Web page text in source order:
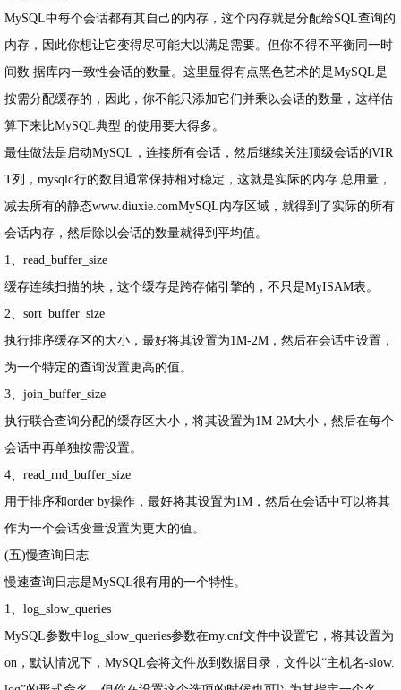
MySQL中每个会话都有其自己的内存，这个内存就是分配给SQL查询的
内存，因此你想让它变得尽可能大以满足需要。但你不得不平衡同一时
间数 据库内一致性会话的数量。这里显得有点黑色艺术的是MySQL是
按需分配缓存的，因此，你不能只添加它们并乘以会话的数量，这样估
算下来比MySQL典型 的使用要大得多。
最佳做法是启动MySQL，连接所有会话，然后继续关注顶级会话的VIR
T列，mysqld行的数目通常保持相对稳定，这就是实际的内存 总用量，
减去所有的静态www.diuxie.comMySQL内存区域，就得到了实际的所有
会话内存，然后除以会话的数量就得到平均值。
1、read_buffer_size
缓存连续扫描的块，这个缓存是跨存储引擎的，不只是MyISAM表。
2、sort_buffer_size
执行排序缓存区的大小，最好将其设置为1M-2M，然后在会话中设置，
为一个特定的查询设置更高的值。
3、join_buffer_size
执行联合查询分配的缓存区大小，将其设置为1M-2M大小，然后在每个
会话中再单独按需设置。
4、read_rnd_buffer_size
用于排序和order by操作，最好将其设置为1M，然后在会话中可以将其
作为一个会话变量设置为更大的值。
(五)慢查询日志
慢速查询日志是MySQL很有用的一个特性。
1、log_slow_queries
MySQL参数中log_slow_queries参数在my.cnf文件中设置它，将其设置为
on，默认情况下，MySQL会将文件放到数据目录，文件以“主机名-slow.